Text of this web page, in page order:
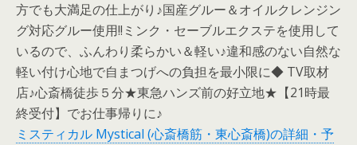
方でも大満足の仕上がり♪国産グルー＆オイルクレンジン
グ対応グルー使用!!ミンク・セーブルエクステを使用して
いるので、ふんわり柔らかい＆軽い♪違和感のない自然な
軽い付け心地で自まつげへの負担を最小限に◆ TV取材
店♪心斎橋徒歩５分★東急ハンズ前の好立地★【21時最
終受付】でお仕事帰りに♪
ミスティカル Mystical (心斎橋筋・東心斎橋)の詳細・予